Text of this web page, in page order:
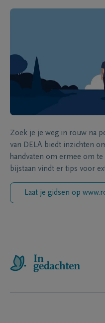
Zoek je je weg in rouw na
van DELA biedt inzichten
handvaten om ermee om
bijstaan vindt er tips voor
Laat je gidsen op